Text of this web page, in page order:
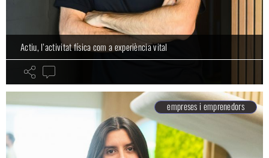
Actiu, l’activitat física com a experiència vital
empreses i emprenedors